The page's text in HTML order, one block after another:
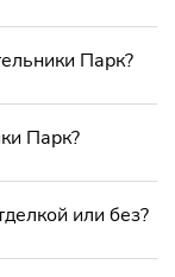
Парк?
Парк?
или без?